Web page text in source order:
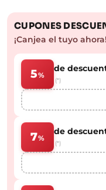
CUPONES
¡Canjea el tuyo ahora!
5%
de
(*)
7%
de
(*)